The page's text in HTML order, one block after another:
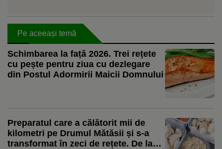
Pe aceeași temă
Schimbarea la față 2026. Trei rețete
cu pește pentru ziua cu dezlegare
din Postul Adormirii Maicii Domnului
Preparatul care a călătorit mii de
kilometri pe Drumul Mătăsii și s-a
transformat în zeci de rețete. De la